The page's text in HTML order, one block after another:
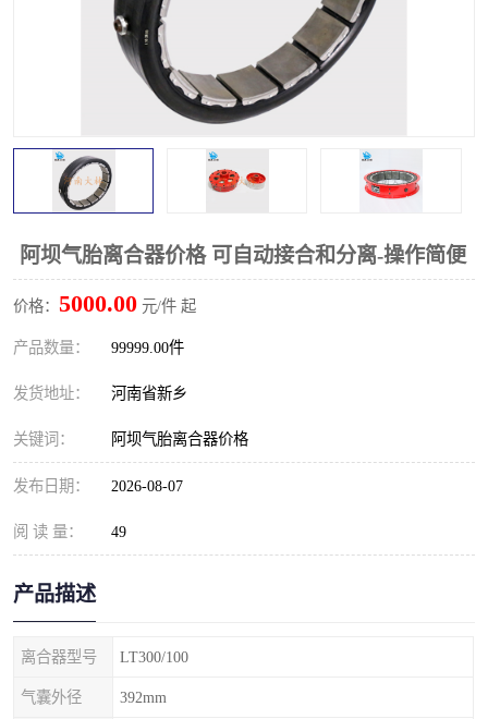
阿坝气胎离合器价格 可自动接合和分离-操作简便
价格： 5000.00 元/件 起
产品数量： 99999.00件
发货地址： 河南省新乡
关键词： 阿坝气胎离合器价格
发布日期： 2026-08-07
阅 读 量： 49
产品描述
离合器型号 LT300/100
气囊外径 392mm
实芯轮胎
联轴器